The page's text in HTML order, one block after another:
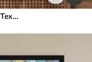
Bunte, trockene Blumen gedruckte Textur